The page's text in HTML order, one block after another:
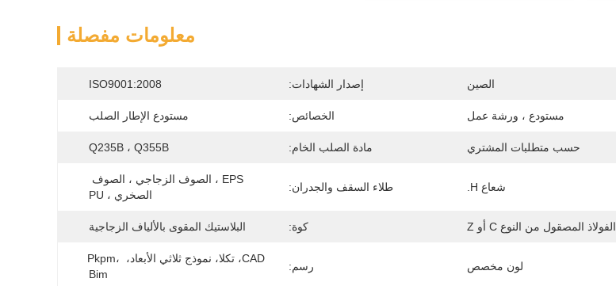
معلومات مفصلة
الصين إصدار الشهادات: ISO9001:2008
مستودع ، ورشة عمل الخصائص: مستودع الإطار الصلب
حسب متطلبات المشتري مادة الصلب الخام: Q235B ، Q355B
شعاع H. طلاء السقف والجدران:
الصخري ، PU
الفولاذ المصقول من النوع C أو Z كوة: البلاستيك المقوى بالألياف الزجاجية
لون مخصص رسم:
CAD، تكلا، نموذج ثلاثي الأبعاد، Pkpm،
Bim